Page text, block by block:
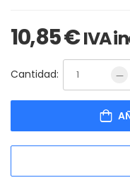
10,85€IVA
Cantidad: